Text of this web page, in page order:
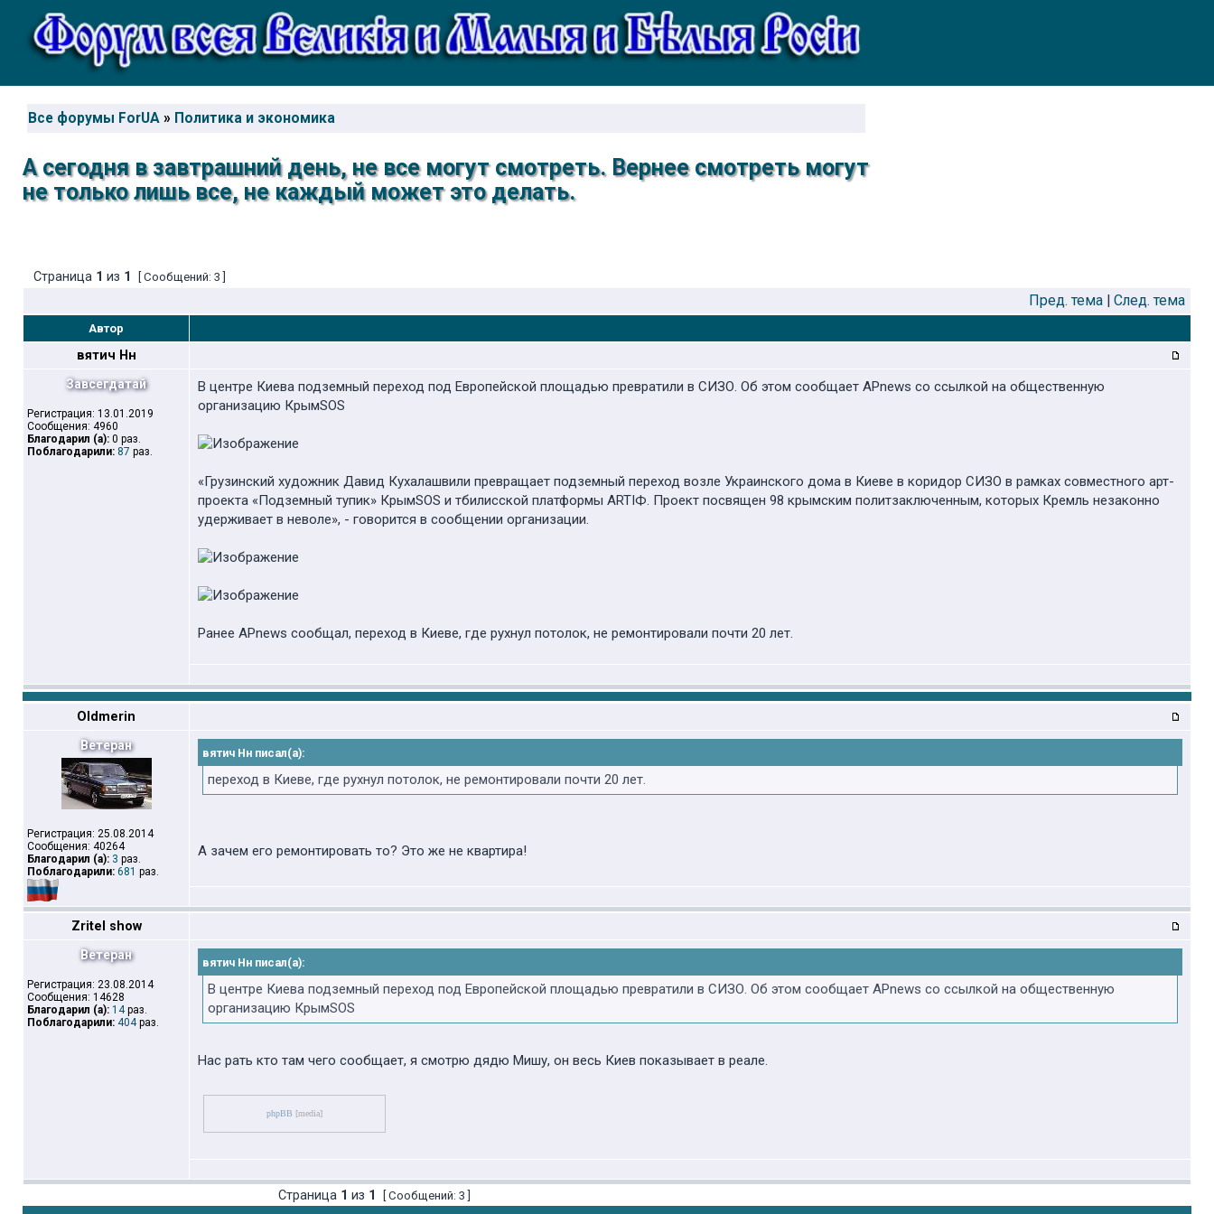
Все форумы ForUA » Политика и экономика
А сегодня в завтрашний день, не все могут смотреть. Вернее смотреть могут
не только лишь все, не каждый может это делать.
Страница 1 из 1 [ Сообщений: 3 ]
Пред. тема | След. тема
Автор
вятич Нн
Завсегдатай
Регистрация: 13.01.2019
Сообщения: 4960
Благодарил (а): 0 раз.
Поблагодарили: 87 раз.
В центре Киева подземный переход под Европейской площадью превратили в СИЗО. Об этом сообщает APnews со ссылкой на общественную
организацию КрымSOS
«Грузинский художник Давид Кухалашвили превращает подземный переход возле Украинского дома в Киеве в коридор СИЗО в рамках совместного арт-
проекта «Подземный тупик» КрымSOS и тбилисской платформы ARTIФ. Проект посвящен 98 крымским политзаключенным, которых Кремль незаконно
удерживает в неволе», - говорится в сообщении организации.
Ранее APnews сообщал, переход в Киеве, где рухнул потолок, не ремонтировали почти 20 лет.
Oldmerin
Ветеран
Регистрация: 25.08.2014
Сообщения: 40264
Благодарил (а): 3 раз.
Поблагодарили: 681 раз.
вятич Нн писал(а):
переход в Киеве, где рухнул потолок, не ремонтировали почти 20 лет.
А зачем его ремонтировать то? Это же не квартира!
Zritel show
Ветеран
Регистрация: 23.08.2014
Сообщения: 14628
Благодарил (а): 14раз.
Поблагодарили: 404раз.
вятич Нн писал(а):
В центре Киева подземный переход под Европейской площадью превратили в СИЗО. Об этом сообщает APnews со ссылкой на общественную
организацию КрымSOS
Нас рать кто там чего сообщает, я смотрю дядю Мишу, он весь Киев показывает в реале.
phpBB [media]
Страница 1 из 1 [ Сообщений: 3 ]